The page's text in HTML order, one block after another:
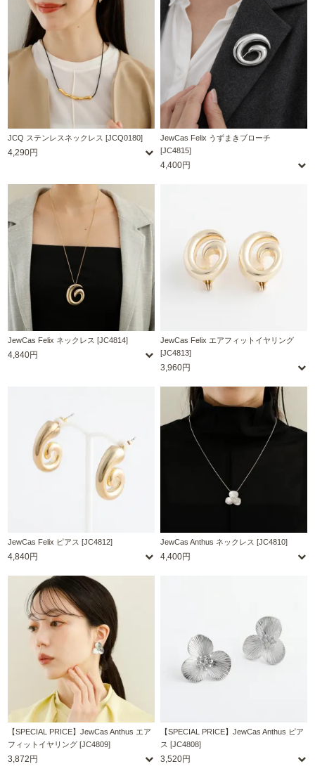
JCQ ステンレスネックレス [JCQ0180]
4,290円
JewCas Felix うずまきブローチ
[JC4815]
4,400円
JewCas Felix ネックレス [JC4814]
4,840円
JewCas Felix エアフィットイヤリング
[JC4813]
3,960円
JewCas Felix ピアス [JC4812]
4,840円
JewCas Anthus ネックレス [JC4810]
4,400円
【SPECIAL PRICE】JewCas Anthus エア
フィットイヤリング [JC4809]
3,872円
【SPECIAL PRICE】JewCas Anthus ピア
ス [JC4808]
3,520円